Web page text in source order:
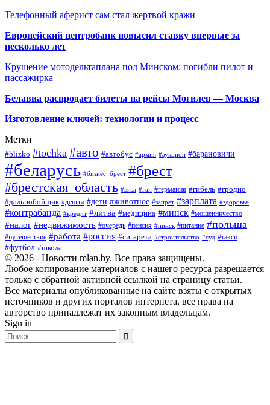
Телефонный аферист сам стал жертвой кражи
Европейский центробанк повысил ставку впервые за
несколько лет
Крушение мотодельтаплана под Минском: погибли пилот и
пассажирка
Белавиа распродает билеты на рейсы Могилев — Москва
Изготовление ключей: технологии и процесс
Метки
#blizko #tochka #авто #автобус #армия #аукцион #барановичи
#беларусь #бизнес_брест #брест
#брестская_область #виза #гаи #германия #гибель #гродно
#дальнобойщик #деньга #дети #животное #запрет #зарплата #здоровье
#контрабанда #кредит #литва #медицина #минск #мошенничество
#налог #недвижимость #очередь #пенсия #пинск #питание #польша
#путешествие #работа #россия #сигарета #строительство #суд #такси
#футбол #школа
© 2026 - Новости mlan.by. Все права защищены.
Любое копирование материалов с нашего ресурса разрешается
только с обратной активной ссылкой на страницу статьи.
Все материалы опубликованные на сайте взяты с открытых
источников и других порталов интернета, все права на
авторство принадлежат их законным владельцам.
Sign in